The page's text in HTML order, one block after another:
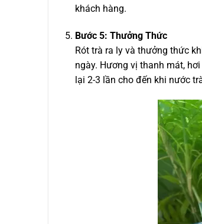
khách hàng.
Bước 5: Thưởng Thức
Rót trà ra ly và thưởng thức
ngày. Hương vị thanh mát,
lại 2-3 lần cho đến khi nước